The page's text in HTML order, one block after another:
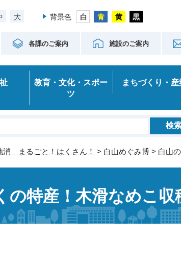
大 背景色
各課のご案内 施設のご案内
教育・文化・スポー
ツ
まちづくり・産
消 まるごと！はくさん！ > 白山めぐみ博 > 白山
の特産！木滑なめこ収